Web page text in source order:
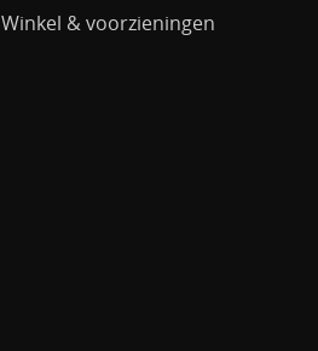
Winkel & voorzieningen